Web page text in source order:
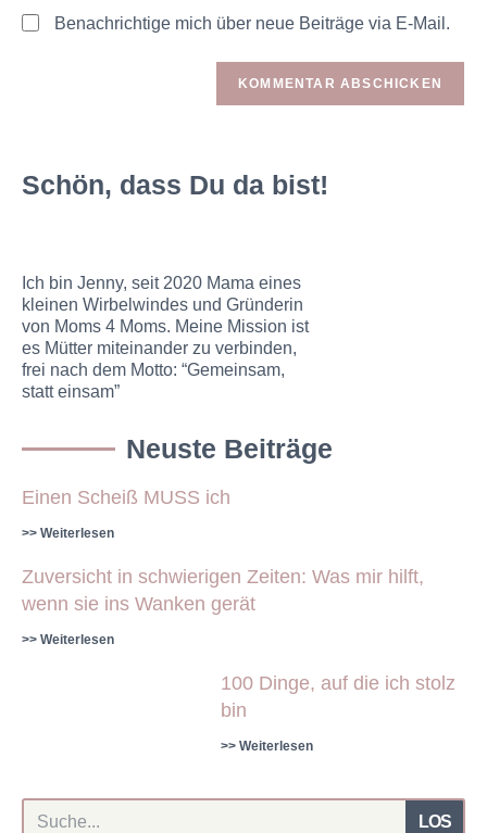
Benachrichtige mich über neue Beiträge via E-Mail.
Schön, dass Du da bist!
Ich bin Jenny, seit 2020 Mama eines
kleinen Wirbelwindes und Gründerin
von Moms 4 Moms. Meine Mission ist
es Mütter miteinander zu verbinden,
frei nach dem Motto: “Gemeinsam,
statt einsam”
Neuste Beiträge
Einen Scheiß MUSS ich
>> Weiterlesen
Zuversicht in schwierigen Zeiten: Was mir hilft,
wenn sie ins Wanken gerät
>> Weiterlesen
100 Dinge, auf die ich stolz
bin
>> Weiterlesen
LOS